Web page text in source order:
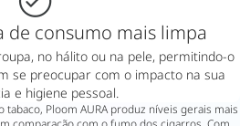
de consumo mais limpa
no hálito ou na pele, permitindo-o
se preocupar com o impacto na sua
e higiene pessoal.
tabaco, Ploom AURA produz níveis gerais mais